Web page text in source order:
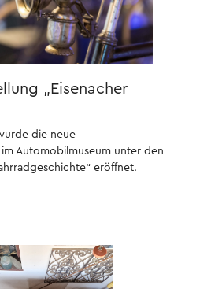
„Eisenacher
eröffnet
die neue
Automobilmuseum unter den
eröffnet.